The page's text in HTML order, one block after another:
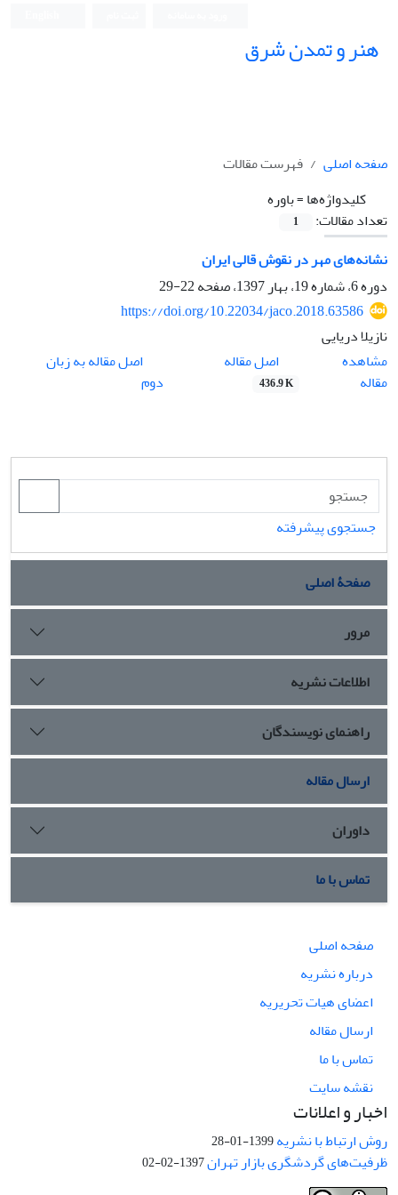
هنر و تمدن شرق
صفحه اصلی
فهرست مقالات
کلیدواژه‌ها =باوره
تعداد مقالات:
1
نشانه‌های مهر در نقوش قالی ایران
دوره 6، شماره 19، بهار 1397، صفحه
22-29
https://doi.org/10.22034/jaco.2018.63586
نازیلا دریایی
مشاهده
مقاله
اصل مقاله
436.9 K
اصل مقاله به زبان
دوم
جستجوی پیشرفته
صفحۀ اصلی
مرور
اطلاعات نشریه
راهنمای نویسندگان
ارسال مقاله
داوران
تماس با ما
صفحه اصلی
درباره نشریه
اعضای هیات تحریریه
ارسال مقاله
تماس با ما
نقشه سایت
اخبار و اعلانات
روش ارتباط با نشریه1399-01-28
ظرفیت‌های گردشگری بازار تهران1397-02-02